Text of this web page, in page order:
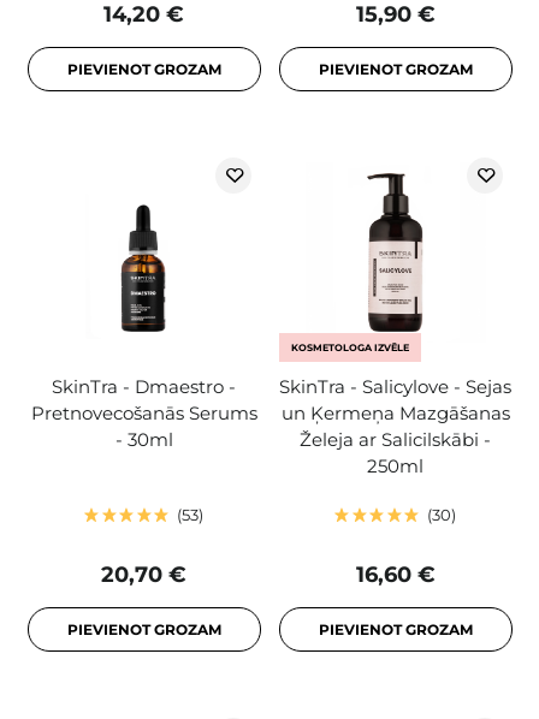
14,20 €
PIEVIENOT GROZAM
15,90 €
PIEVIENOT GROZAM
SkinTra - Dmaestro -
Pretnovecošanās Serums
- 30ml
53
20,70 €
PIEVIENOT GROZAM
KOSMETOLOGA IZVĒLE
SkinTra - Salicylove - Sejas
un Ķermeņa Mazgāšanas
Želeja ar Salicilskābi -
250ml
30
16,60 €
PIEVIENOT GROZAM